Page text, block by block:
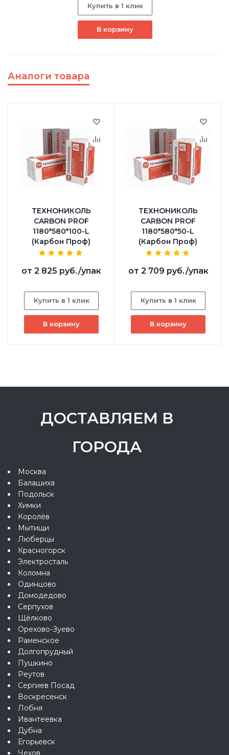
Купить в 1 клик
В корзину
Аналоги товара
ТЕХНОНИКОЛЬ
CARBON PROF
1180*580*100-L
(Карбон Проф)
от 2 825 руб./упак
Купить в 1 клик
В корзину
ТЕХНОНИКОЛЬ
CARBON PROF
1180*580*50-L
(Карбон Проф)
от 2 709 руб./упак
Купить в 1 клик
В корзину
ДОСТАВЛЯЕМ В
ГОРОДА
Москва
Балашиха
Подольск
Химки
Королёв
Мытищи
Люберцы
Красногорск
Электросталь
Коломна
Одинцово
Домодедово
Серпухов
Щёлково
Орехово-Зуево
Раменское
Долгопрудный
Пушкино
Реутов
Сергиев Посад
Воскресенск
Лобня
Ивантеевка
Дубна
Егорьевск
Чехов